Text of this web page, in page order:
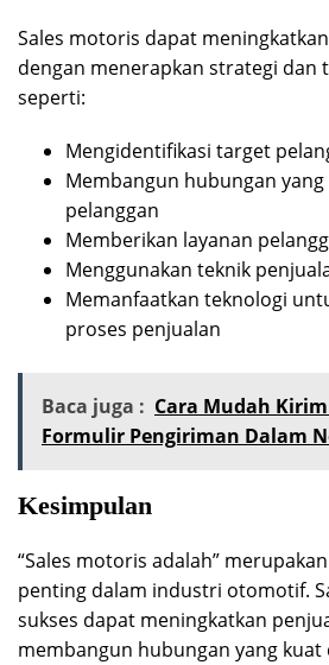
Sales motoris dapat
dengan menerapkan strategi dan
seperti:
Mengidentifikasi target
Membangun hubungan
pelanggan
Memberikan layanan
Menggunakan teknik
Memanfaatkan teknologi
proses penjualan
Baca juga : Cara Mudah
Formulir Pengiriman Dalam
Kesimpulan
“Sales motoris adalah”
penting dalam industri otomotif.
sukses dapat meningkatkan
membangun hubungan yang kuat